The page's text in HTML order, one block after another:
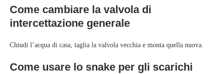
Come cambiare la valvola di
intercettazione generale
Chiudi l’acqua di casa, taglia la valvola vecchia e monta quella nuova.
Come usare lo snake per gli scarichi